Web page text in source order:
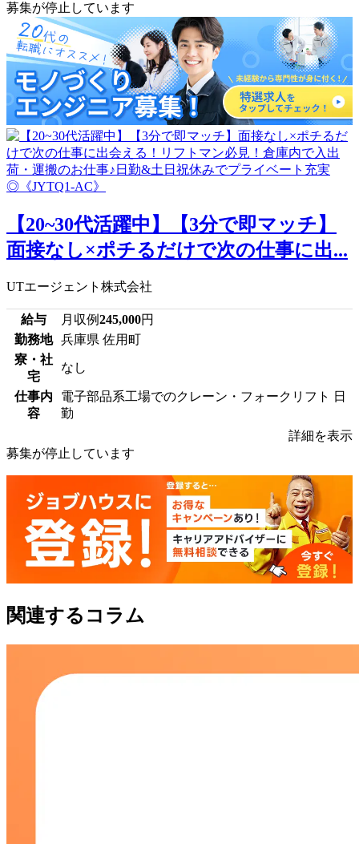
募集が停止しています
【20~30代活躍中】【3分で即マッチ】
面接なし×ポチるだけで次の仕事に出...
UTエージェント株式会社
給与 月収例245,000円
勤務地
兵庫県 佐用町
寮・社
宅
なし
仕事内
容
電子部品系工場でのクレーン・フォークリフト 日
勤
詳細を表示
募集が停止しています
関連するコラム